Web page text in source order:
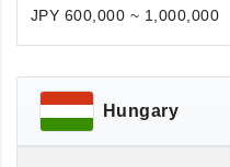
JPY 600,000 ~ 1,000,000
Hungary